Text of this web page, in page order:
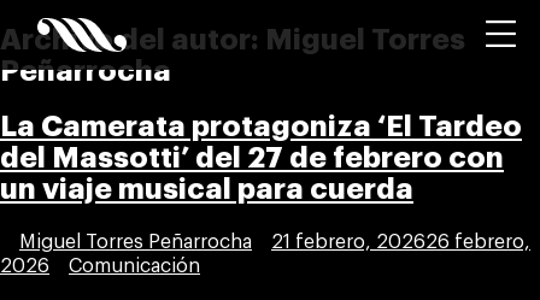
Archivo del autor: Miguel Torres
Peñarrocha
La Camerata protagoniza ‘El Tardeo
del Massotti’ del 27 de febrero con
un viaje musical para cuerda
Publicada
por
Miguel Torres Peñarrocha 21 febrero, 202626 febrero,
2026
Publicada
Comunicación